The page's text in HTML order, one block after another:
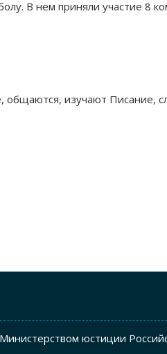
В нем приняли участие 8
изучают Писание,
юстиции